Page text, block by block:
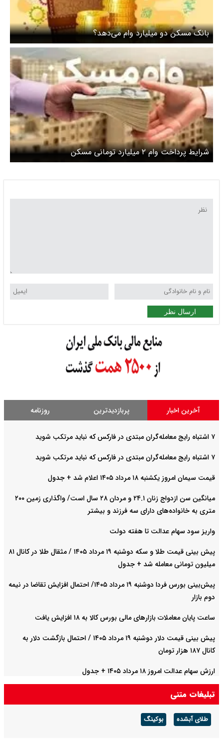
بانک مسکن دو میلیارد وام می‌دهد؟
شرایط پرداخت وام ۲ میلیارد تومانی مسکن
ارسال نظر
آخرین اخبار پربازدیدترین روزنامه
۷ اشتباه رایج معامله‌گران مبتدی در فارکس که نباید مرتکب شوید
۷ اشتباه رایج معامله‌گران مبتدی در فارکس که نباید مرتکب شوید
قیمت سیمان امروز یکشنبه ۱۸ مرداد ۱۴۰۵ اعلام شد + جدول
میانگین سن ازدواج زنان ۲۴.۱ و مردان ۲۸ سال است/ واگذاری زمین ۲۰۰
متری به خانواده‌های دارای سه فرزند و بیشتر
واریز سود سهام عدالت تا هفته دولت
پیش‌ بینی قیمت طلا و سکه دوشنبه ۱۹ مرداد ۱۴۰۵ / مثقال طلا در کانال ۸۱
میلیون تومانی معامله شد + جدول
پیش‌بینی بورس فردا دوشنبه ۱۹ مرداد ۱۴۰۵/ احتمال افزایش تقاضا در نیمه
دوم بازار
ساعت پایان معاملات بازارهای مالی بورس کالا به ۱۸ افزایش یافت
پیش‌ بینی قیمت دلار دوشنبه ۱۹ مرداد ۱۴۰۵ / احتمال بازگشت دلار به
کانال ۱۸۷ هزار تومان
ارزش سهام عدالت امروز ۱۸ مرداد ۱۴۰۵ + جدول
تبلیغات متنی
طلای آبشده بوکینگ